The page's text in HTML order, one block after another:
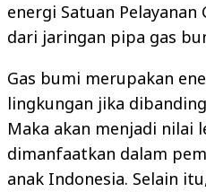
energi Satuan Pelayanan
dari jaringan pipa gas
Gas bumi merupakan
lingkungan jika
Maka akan menjadi nilai
dimanfaatkan dalam
anak Indonesia. Selain